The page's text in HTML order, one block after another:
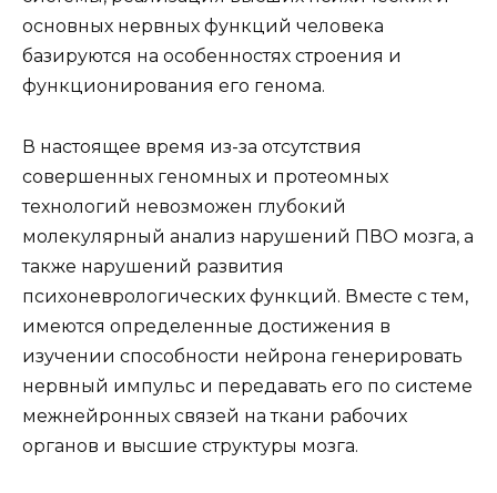
основных нервных функций человека
базируются на особенностях строения и
функционирования его генома.
В настоящее время из-за отсутствия
совершенных геномных и протеомных
технологий невозможен глубокий
молекулярный анализ нарушений ПВО мозга, а
также нарушений развития
психоневрологических функций. Вместе с тем,
имеются определенные достижения в
изучении способности нейрона генерировать
нервный импульс и передавать его по системе
межнейронных связей на ткани рабочих
органов и высшие структуры мозга.